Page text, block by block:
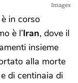
Images
in corso
è l’Iran, dove il
insieme
alla morte
e di centinaia di